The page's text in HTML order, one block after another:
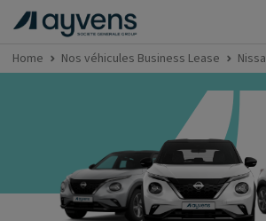
Home Nos véhicules Business Lease